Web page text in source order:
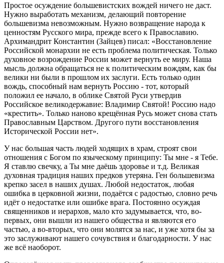
Простое осуждение большевистских вождей ничего не даст.
Нужно выработать механизм, делающий повторение
большевизма невозможным. Нужно возвращение народа к
ценностям Русского мира, прежде всего к Православию.
Архимандрит Константин (Зайцев) писал: «Восстановление
Российской монархии не есть проблема политическая. Только
духовное возрождение России может вернуть ее миру. Наша
мысль должна обращаться не к политическим вождям, как бы
велики ни были в прошлом их заслуги. Есть только один
вождь, способный нам вернуть Россию - тот, который
положил ее начало, в облике Святой Руси утвердив
Российское великодержавие: Владимир Святой! Россию надо
«крестить». Только наново крещённая Русь может снова стать
Православным Царством. Другого пути восстановления
Исторической России нет».
У нас большая часть людей ходящих в храм, строят свои
отношения с Богом по языческому принципу: Ты мне - я Тебе.
Я ставлю свечку, а Ты мне даёшь здоровье и т.д. Великая
духовная традиция наших предков утеряна. Ген большевизма
крепко засел в наших душах. Любой недостаток, любая
ошибка в церковной жизни, подаётся с радостью, словно речь
идёт о недостатке или ошибке врага. Постоянно осуждая
священников и иерархов, мало кто задумывается, что, во-
первых, они вышли из нашего общества и являются его
частью, а во-вторых, что они молятся за нас, и уже хотя бы за
это заслуживают нашего сочувствия и благодарности. У нас
же всё наоборот.